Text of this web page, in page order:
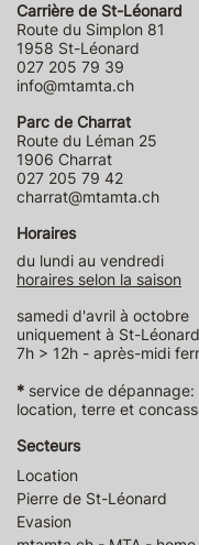
Carrière de St-Léonard
Route du Simplon 81
1958 St-Léonard
027 205 79 39
info@mtamta.ch
Parc de Charrat
Route du Léman 25
1906 Charrat
027 205 79 42
charrat@mtamta.ch
Horaires
du lundi au vendredi
horaires selon la saison
samedi d'avril à octobre
uniquement à St-
7h > 12h - après-midi
* service de dépannage:
location, terre et
Secteurs
Location
Pierre de St-Léonard
Evasion